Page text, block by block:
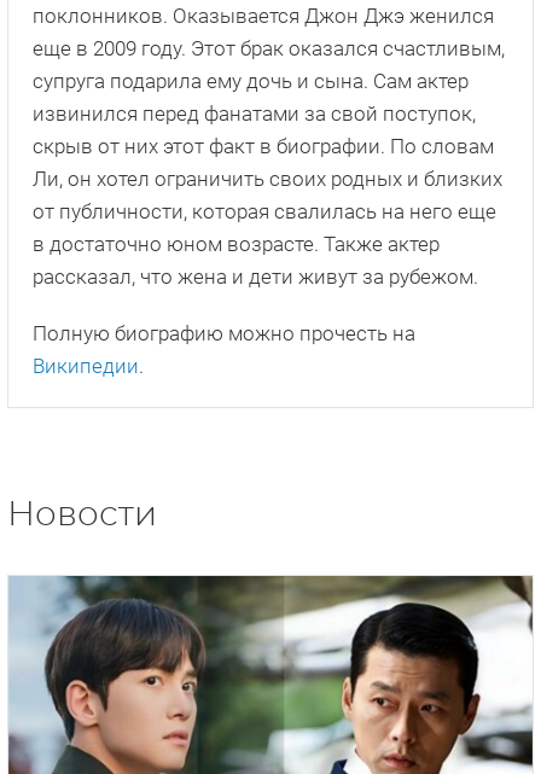
поклонников. Оказывается Джон Джэ женился
еще в 2009 году. Этот брак оказался счастливым,
супруга подарила ему дочь и сына. Сам актер
извинился перед фанатами за свой поступок,
скрыв от них этот факт в биографии. По словам
Ли, он хотел ограничить своих родных и близких
от публичности, которая свалилась на него еще
в достаточно юном возрасте. Также актер
рассказал, что жена и дети живут за рубежом.
Полную биографию можно прочесть на
Википедии.
Новости